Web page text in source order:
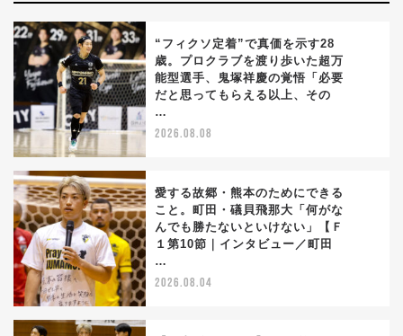
“フィクソ定着”で真価を示す28
歳。プロクラブを渡り歩いた超万
能型選手、鬼塚祥慶の覚悟「必要
だと思ってもらえる以上、その
…
2026.08.08
愛する故郷・熊本のためにできる
こと。町田・礒貝飛那大「何がな
んでも勝たないといけない」【Ｆ
１第10節｜インタビュー／町田
…
2026.08.04